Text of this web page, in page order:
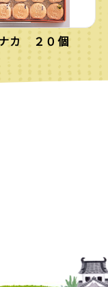
カ ２０個